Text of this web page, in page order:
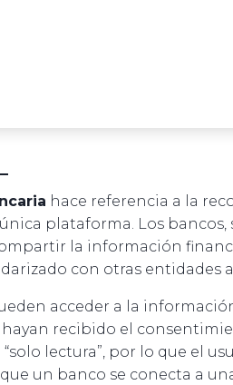
hace referencia a la
plataforma. Los
la información
con otras entidades
acceder a la
recibido el
lectura”, por lo que el
que un banco se conecta a